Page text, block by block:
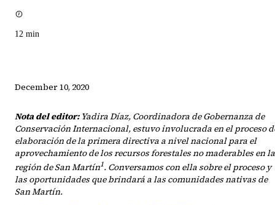
12 min
December 10, 2020
Nota del editor:Yadira Díaz, Coordinadora de Gobernanza de
Conservación Internacional, estuvo involucrada en el proceso
elaboración de la primera directiva a nivel nacional para el
aprovechamiento de los recursos forestales no maderables en la
región de San Martín1. Conversamos con ella sobre el proceso y
las oportunidades que brindará a las comunidades nativas de
San Martín.